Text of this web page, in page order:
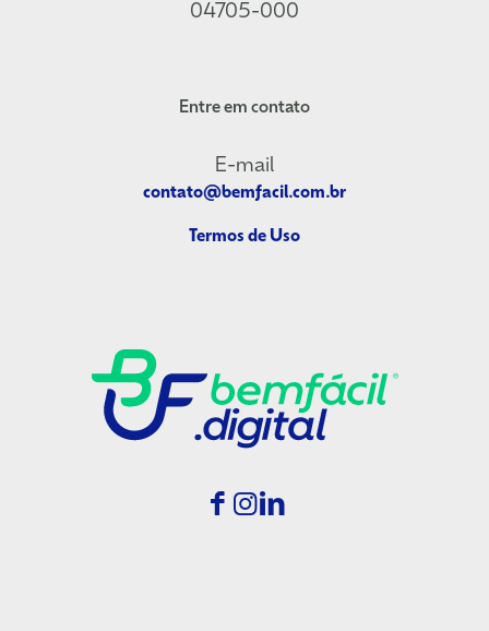
04705-000
Entre em contato
E-mail
contato@bemfacil.com.br
Termos de Uso